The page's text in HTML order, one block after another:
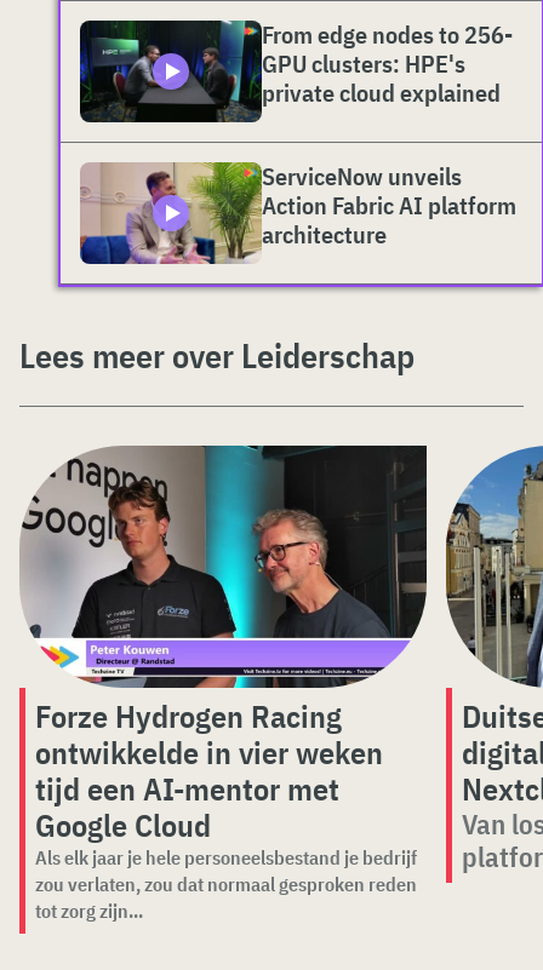
From edge nodes to 256-
GPU clusters: HPE's
private cloud explained
ServiceNow unveils
Action Fabric AI platform
architecture
Lees meer over Leiderschap
Forze Hydrogen Racing
ontwikkelde in vier weken
tijd een AI-mentor met
Google Cloud
Als elk jaar je hele personeelsbestand je bedrijf
zou verlaten, zou dat normaal gesproken reden
tot zorg zijn...
Van